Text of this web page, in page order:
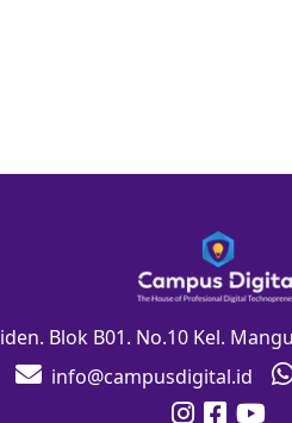
Blok B01. No.10 Kel.
info@campusdigital.id